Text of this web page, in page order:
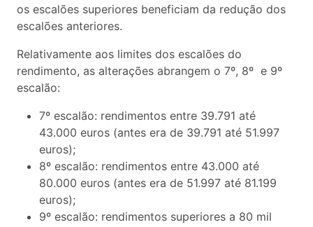
os escalões superiores beneficiam da redução dos
escalões anteriores.
Relativamente aos limites dos escalões do
rendimento, as alterações abrangem o 7º, 8º e 9º
escalão:
7º escalão: rendimentos entre 39.791 até
43.000 euros (antes era de 39.791 até 51.997
euros);
8º escalão: rendimentos entre 43.000 até
80.000 euros (antes era de 51.997 até 81.199
euros);
9º escalão: rendimentos superiores a 80 mil